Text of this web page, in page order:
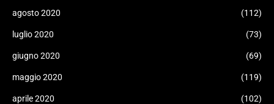
agosto 2020 (112)
luglio 2020 (73)
giugno 2020 (69)
maggio 2020 (119)
aprile 2020 (102)